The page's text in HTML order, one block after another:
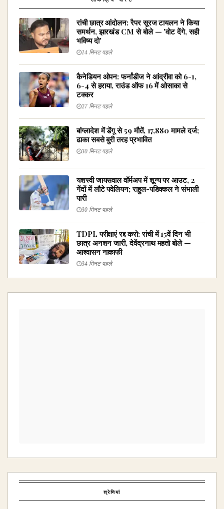
रांची छात्र आंदोलन: रैपर सूरज टायलन ने किया
समर्थन, झारखंड CM से बोले — 'वोट देंगे, सही
भविष्य दो'
14 मिनट पहले
कैनेडियन ओपन: फर्नांडीज ने आंद्रीवा को 6-1,
6-4 से हराया, राउंड ऑफ 16 में ओसाका से
टक्कर
27 मिनट पहले
बांग्लादेश में डेंगू से 59 मौतें, 17,880 मामले दर्ज;
ढाका सबसे बुरी तरह प्रभावित
30 मिनट पहले
यशस्वी जायसवाल वॉर्मअप में शून्य पर आउट, 2
गेंदों में लौटे पवेलियन; राहुल-पडिक्कल ने संभाली
पारी
30 मिनट पहले
TDPL परीक्षाएं रद्द करो: रांची में 15वें दिन भी
छात्र अनशन जारी, देवेंद्रनाथ महतो बोले —
आश्वासन नाकाफी
34 मिनट पहले
श्रेणियां